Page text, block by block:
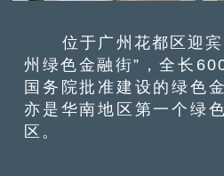
位于广州花都区迎宾
州绿色金融街”，全长
国务院批准建设的绿色
亦是华南地区第一个绿
区。